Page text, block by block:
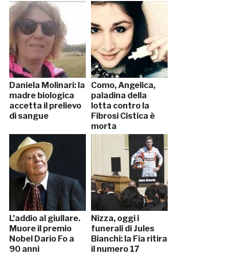
Daniela Molinari: la
madre biologica
accetta il prelievo
di sangue
Como, Angelica,
paladina della
lotta contro la
Fibrosi Cistica è
morta
L’addio al giullare.
Muore il premio
Nobel Dario Fo a
90 anni
Nizza, oggi i
funerali di Jules
Bianchi: la Fia ritira
il numero 17